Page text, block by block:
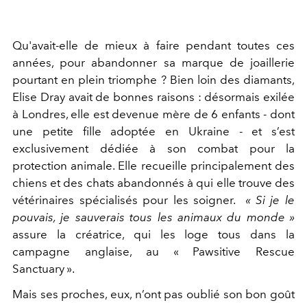
Qu'avait-elle de mieux à faire pendant toutes ces
années, pour abandonner sa marque de joaillerie
pourtant en plein triomphe ? Bien loin des diamants,
Elise Dray avait de bonnes raisons : désormais exilée
à Londres, elle est devenue mère de 6 enfants - dont
une petite fille adoptée en Ukraine - et s’est
exclusivement dédiée à son combat pour la
protection animale. Elle recueille principalement des
chiens et des chats abandonnés à qui elle trouve des
vétérinaires spécialisés pour les soigner.
« Si je le
pouvais, je sauverais tous les animaux du monde »
assure la créatrice, qui les loge tous dans la
campagne anglaise, au « Pawsitive Rescue
Sanctuary ».
Mais ses proches, eux, n’ont pas oublié son bon goût